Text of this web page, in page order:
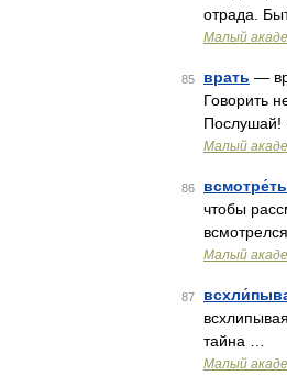
отрада.
Малый
85 врать —
Говорить
Послушай!
Малый
86
чтобы
Малый
87
тайна …
Малый